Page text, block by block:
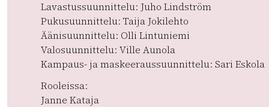
Lavastussuunnittelu: Juho Lindström
Pukusuunnittelu: Taija Jokilehto
Äänisuunnittelu: Olli Lintuniemi
Valosuunnittelu: Ville Aunola
Kampaus- ja maskeeraussuunnittelu: Sari Eskola
Rooleissa:
Janne Kataja